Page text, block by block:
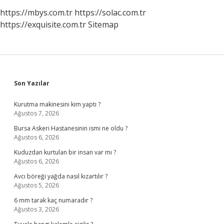
https://mbys.com.tr https://solac.com.tr
https://exquisite.com.trSitemap
Sidebar
Son Yazılar
Kurutma makinesini kim yaptı ?
Ağustos 7, 2026
Bursa Askeri Hastanesinin ismi ne oldu ?
Ağustos 6, 2026
Kuduzdan kurtulan bir insan var mı ?
Ağustos 6, 2026
Avcı böreği yağda nasıl kızartılır ?
Ağustos 5, 2026
6 mm tarak kaç numaradır ?
Ağustos 3, 2026